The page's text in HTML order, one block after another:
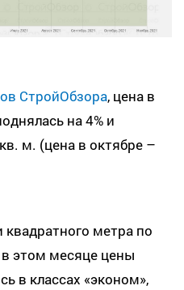
СтройОбзора, цена в
на 4% и
м. (цена в октябре –
квадратного метра по
этом месяце цены
в классах «эконом»,